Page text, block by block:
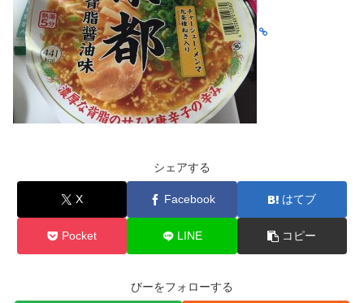
シェアする
X Facebook はてブ
Pocket LINE コピー
びーをフォローする